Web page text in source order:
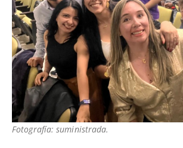
Fotografía: suministrada.